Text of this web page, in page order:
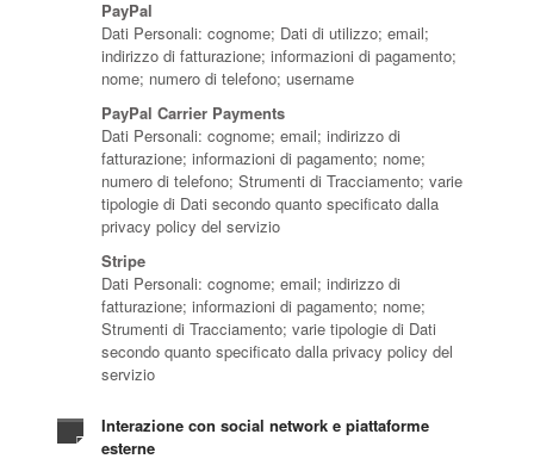
PayPal
Dati Personali: cognome; Dati di utilizzo; email;
indirizzo di fatturazione; informazioni di pagamento;
nome; numero di telefono; username
PayPal Carrier Payments
Dati Personali: cognome; email; indirizzo di
fatturazione; informazioni di pagamento; nome;
numero di telefono; Strumenti di Tracciamento; varie
tipologie di Dati secondo quanto specificato dalla
privacy policy del servizio
Stripe
Dati Personali: cognome; email; indirizzo di
fatturazione; informazioni di pagamento; nome;
Strumenti di Tracciamento; varie tipologie di Dati
secondo quanto specificato dalla privacy policy del
servizio
Interazione con social network e piattaforme
esterne